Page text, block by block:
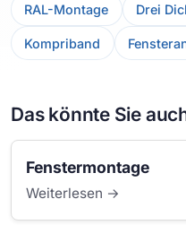
RAL-Montage Drei
Kompriband
Das könnte Sie
Fenstermontage
Weiterlesen →